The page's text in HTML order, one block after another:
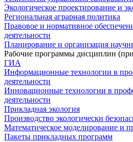
Экологическое проектирование и
Региональная аграрная политика
Правовое и нормативное
деятельности
Планирование и организация
Рабочие программы дисциплин
ГИА
Информационные технологии в
деятельности
Инновационные технологии в
деятельности
Прикладная экология
Производство экологически
Математическое моделирование и
Пакеты прикладных программ